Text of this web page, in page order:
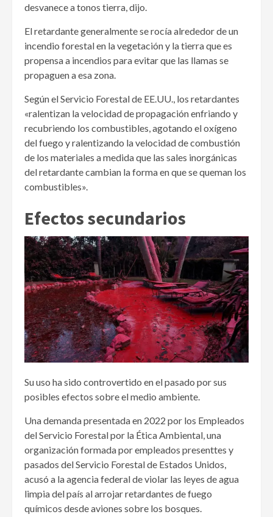
desvanece a tonos tierra, dijo.
El retardante generalmente se rocía alrededor de un
incendio forestal en la vegetación y la tierra que es
propensa a incendios para evitar que las llamas se
propaguen a esa zona.
Según el Servicio Forestal de EE.UU., los retardantes
«ralentizan la velocidad de propagación enfriando y
recubriendo los combustibles, agotando el oxígeno
del fuego y ralentizando la velocidad de combustión
de los materiales a medida que las sales inorgánicas
del retardante cambian la forma en que se queman los
combustibles».
Efectos secundarios
Su uso ha sido controvertido en el pasado por sus
posibles efectos sobre el medio ambiente.
Una demanda presentada en 2022 por los Empleados
del Servicio Forestal por la Ética Ambiental, una
organización formada por empleados presenttes y
pasados del Servicio Forestal de Estados Unidos,
acusó a la agencia federal de violar las leyes de agua
limpia del país al arrojar retardantes de fuego
químicos desde aviones sobre los bosques.